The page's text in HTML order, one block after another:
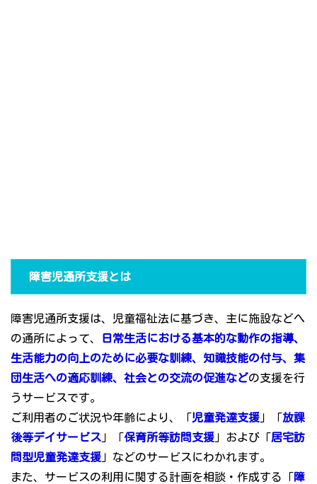
障害児通所支援とは
障害児通所支援は、児童福祉法に基づき、主に施設などへ
の通所によって、
日常生活における基本的な動作の指導、
生活能力の向上のために必要な訓練、知識技能の付与、集
団生活への適応訓練、社会との交流の促進などの支援を行
うサービスです。
ご利用者のご状況や年齢により、「児童発達支援 」「放課
後等デイサービス 」「保育所等訪問支援 」および「居宅訪
問型児童発達支援 」などのサービスにわかれます。
また、サービスの利用に関する計画を相談・作成する「障